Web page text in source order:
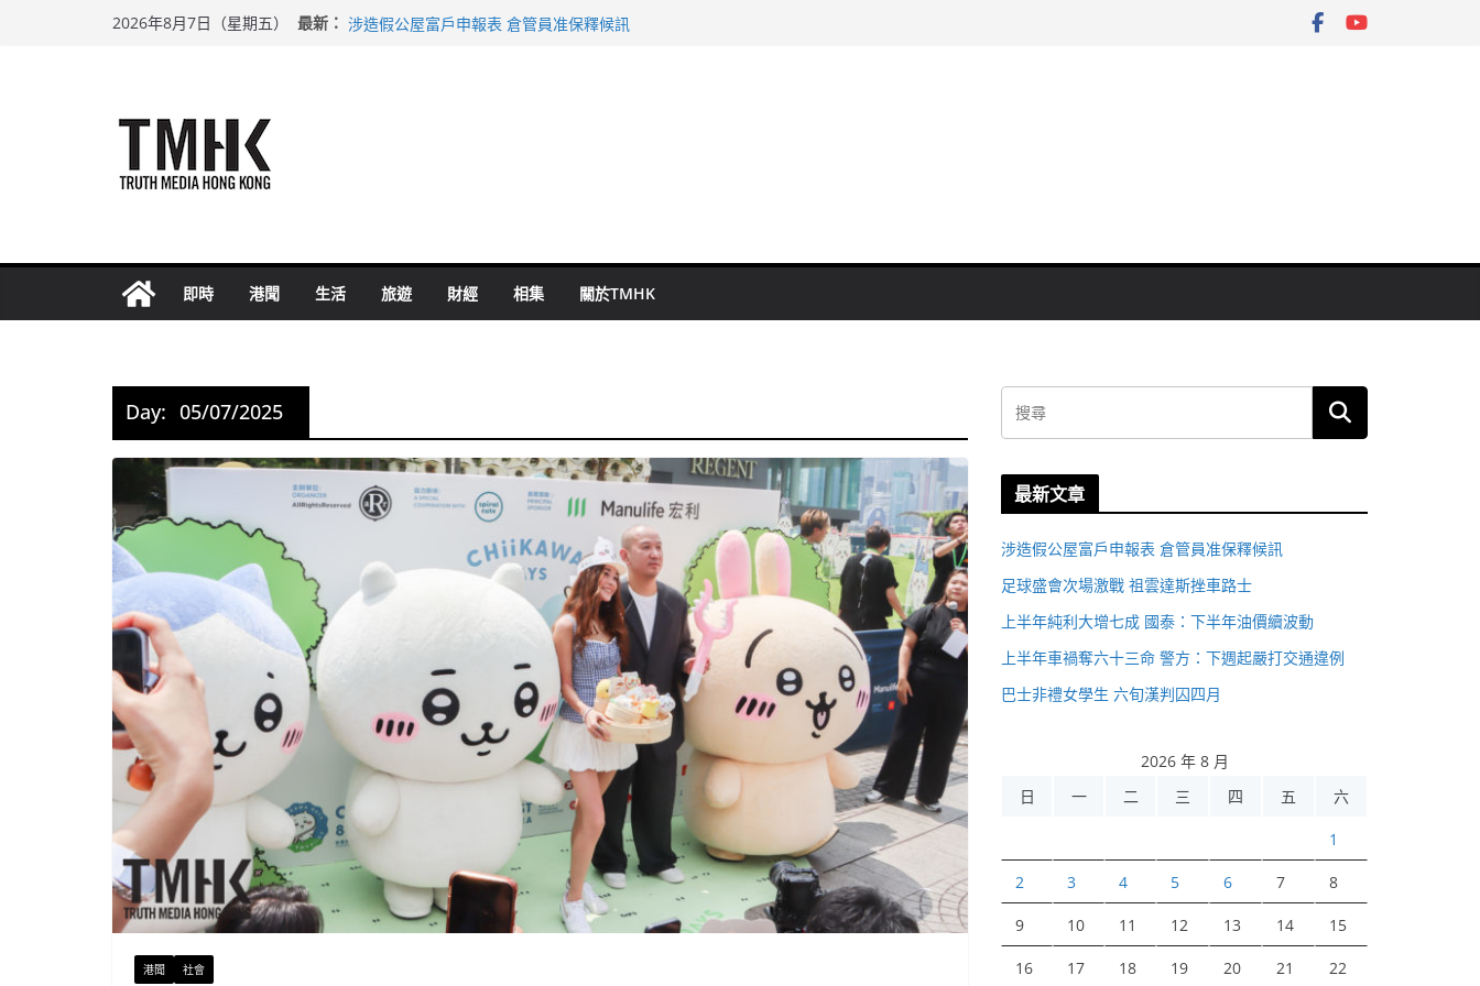
2026年8月7日（星期五） 最新： 巴士非禮女學生 六旬漢判囚四月
涉造假公屋富戶申報表 倉管員准保釋候訊
即時 港聞 生活 旅遊 財經 相集 關於TMHK
Day: 05/07/2025
港聞 社會
最新文章
涉造假公屋富戶申報表 倉管員准保釋候訊
足球盛會次場激戰 祖雲達斯挫車路士
上半年純利大增七成 國泰：下半年油價續波動
上半年車禍奪六十三命 警方：下週起嚴打交通違例
巴士非禮女學生 六旬漢判囚四月
2026 年 8 月
日
一 二 三 四 五 六
1
2 3 4 5 6 7 8
9 10 11 12 13 14 15
16 17 18 19 20 21 22